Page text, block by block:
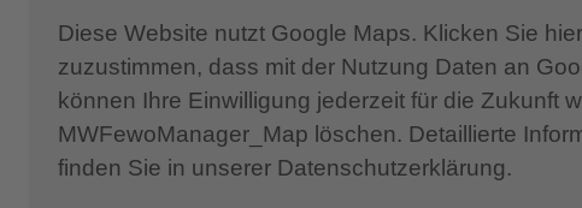
unvergessliches Erlebnis bietet.
Unser Schwimmbad mit Hydromassage und einem
ein einzigartiges Erlebnis der Entspannung und
Innenhof mit seiner besonderen Ästhetik ideal für
Diese Website nutzt Google Maps. Klicken Sie
zuzustimmen, dass mit der Nutzung Daten an
können Ihre Einwilligung jederzeit für die Zukunft
MWFewoManager_Map löschen. Detaillierte
finden Sie in unserer Datenschutzerklärung.